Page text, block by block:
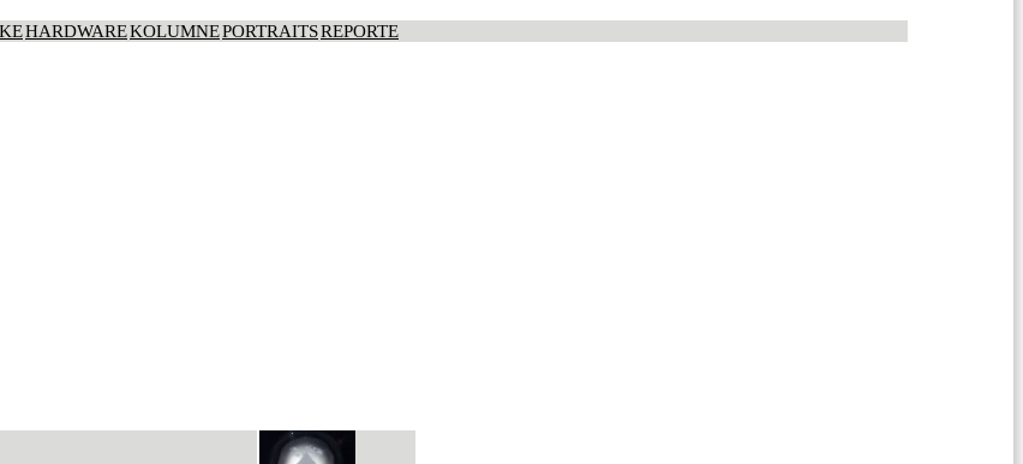
HARDWAREKOLUMNEPORTRAITSREPORTE